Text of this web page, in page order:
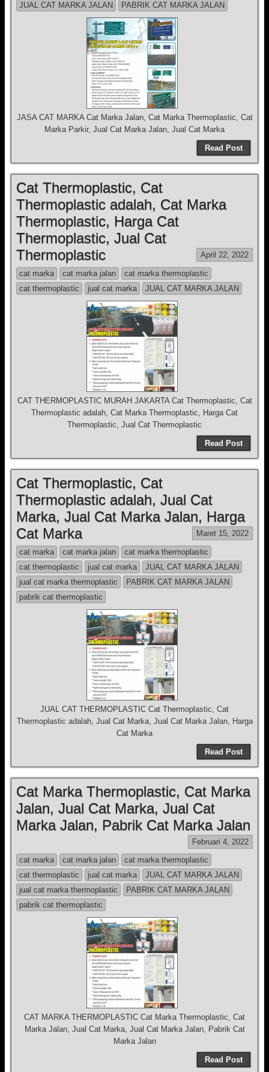
JUAL CAT MARKA JALAN PABRIK CAT MARKA JALAN
JASA CAT MARKA Cat Marka Jalan, Cat Marka Thermoplastic, Cat
Marka Parkir, Jual Cat Marka Jalan, Jual Cat Marka
Read Post
Cat Thermoplastic, Cat
Thermoplastic adalah, Cat Marka
Thermoplastic, Harga Cat
Thermoplastic, Jual Cat
Thermoplastic
April 22, 2022
cat marka cat marka jalan
cat marka thermoplastic
cat thermoplastic
jual cat marka JUAL CAT MARKA JALAN
CAT THERMOPLASTIC MURAH JAKARTA Cat Thermoplastic, Cat
Thermoplastic adalah, Cat Marka Thermoplastic, Harga Cat
Thermoplastic, Jual Cat Thermoplastic
Read Post
Cat Thermoplastic, Cat
Thermoplastic adalah, Jual Cat
Marka, Jual Cat Marka Jalan, Harga
Cat Marka
Maret 15, 2022
cat marka cat marka jalan
cat marka thermoplastic
cat thermoplastic
jual cat marka
JUAL CAT MARKA JALAN
jual cat marka thermoplastic
PABRIK CAT MARKA JALAN
pabrik cat thermoplastic
JUAL CAT THERMOPLASTIC Cat Thermoplastic, Cat
Thermoplastic adalah, Jual Cat Marka, Jual Cat Marka Jalan, Harga
Cat Marka
Read Post
Cat Marka Thermoplastic, Cat Marka
Jalan, Jual Cat Marka, Jual Cat
Marka Jalan, Pabrik Cat Marka Jalan
Februari 4, 2022
cat marka
cat marka jalan
cat marka thermoplastic
cat thermoplastic
jual cat marka
JUAL CAT MARKA JALAN
jual cat marka thermoplastic
PABRIK CAT MARKA JALAN
pabrik cat thermoplastic
CAT MARKA THERMOPLASTIC Cat Marka Thermoplastic, Cat
Marka Jalan, Jual Cat Marka, Jual Cat Marka Jalan, Pabrik Cat
Marka Jalan
Read Post